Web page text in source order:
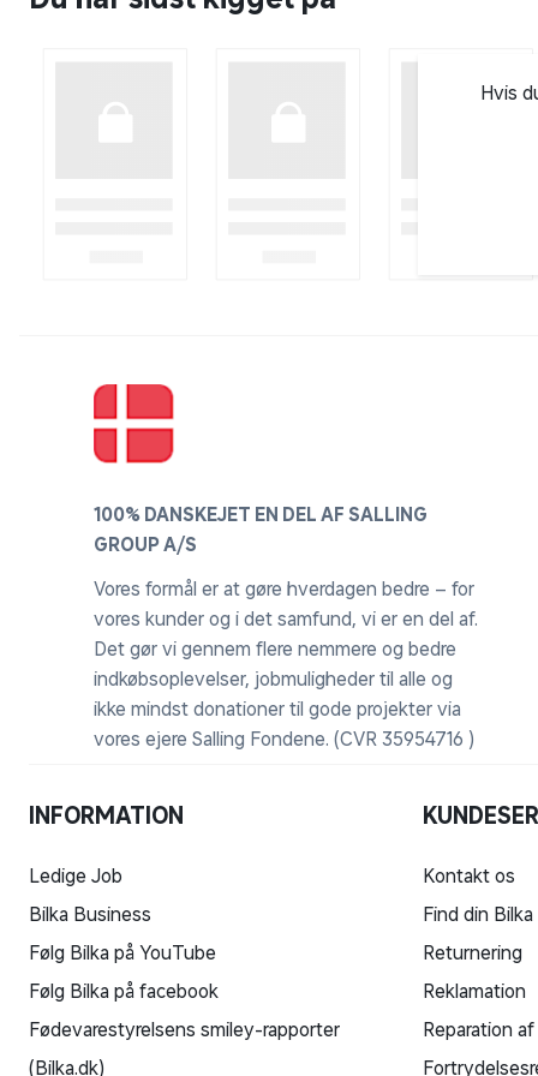
Hvis
100% DANSKEJET EN DEL AF SALLING
GROUP A/S
Vores formål er at gøre hverdagen bedre – for
vores kunder og i det samfund, vi er en del af.
Det gør vi gennem flere nemmere og bedre
indkøbsoplevelser, jobmuligheder til alle og
ikke mindst donationer til gode projekter via
vores ejere Salling Fondene. (CVR 35954716 )
INFORMATION
Ledige Job
Bilka Business
Følg Bilka på YouTube
Følg Bilka på facebook
Fødevarestyrelsens smiley-rapporter
(Bilka.dk)
Kontakt os
Find din Bilka
Returnering
Reklamation
Reparation